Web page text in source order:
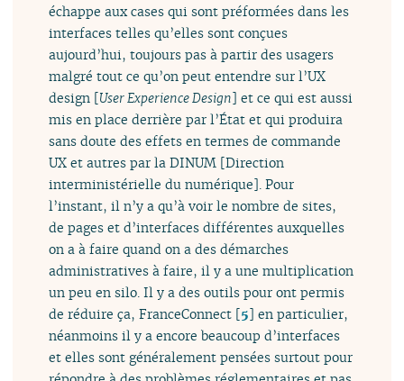
échappe aux cases qui sont préformées dans les
interfaces telles qu’elles sont conçues
aujourd’hui, toujours pas à partir des usagers
malgré tout ce qu’on peut entendre sur l’UX
design [User Experience Design] et ce qui est aussi
mis en place derrière par l’État et qui produira
sans doute des effets en termes de commande
UX et autres par la DINUM [Direction
interministérielle du numérique]. Pour
l’instant, il n’y a qu’à voir le nombre de sites,
de pages et d’interfaces différentes auxquelles
on a à faire quand on a des démarches
administratives à faire, il y a une multiplication
un peu en silo. Il y a des outils pour ont permis
de réduire ça, FranceConnect [5] en particulier,
néanmoins il y a encore beaucoup d’interfaces
et elles sont généralement pensées surtout pour